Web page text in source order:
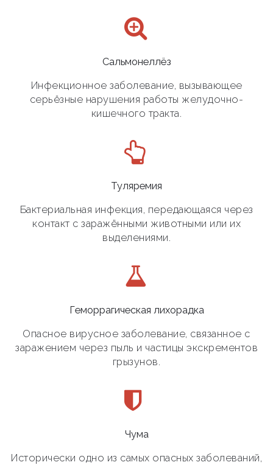
Сальмонеллёз
Инфекционное заболевание, вызывающее
серьёзные нарушения работы желудочно-
кишечного тракта.
Туляремия
Бактериальная инфекция, передающаяся через
контакт с заражёнными животными или их
выделениями.
Геморрагическая лихорадка
Опасное вирусное заболевание, связанное с
заражением через пыль и частицы экскрементов
грызунов.
Чума
Исторически одно из самых опасных заболеваний,